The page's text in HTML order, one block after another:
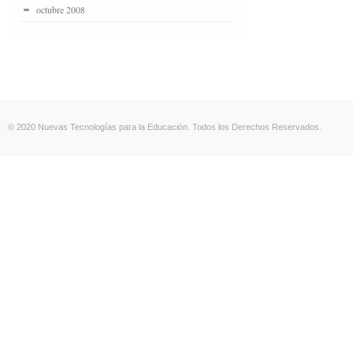
octubre 2008
© 2020 Nuevas Tecnologías para la Educación. Todos los Derechos Reservados.